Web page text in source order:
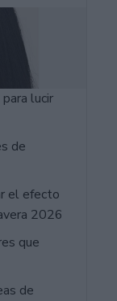
lucir
de
el efecto
2026
que
de